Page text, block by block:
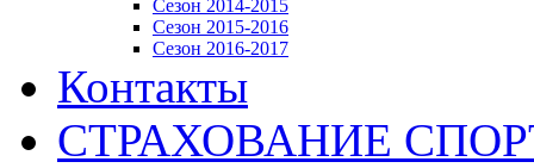
Сезон 2014-2015
Сезон 2015-2016
Сезон 2016-2017
Контакты
СТРАХОВАНИЕ